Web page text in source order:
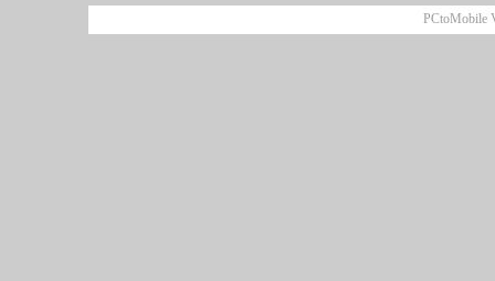
PCtoMobile